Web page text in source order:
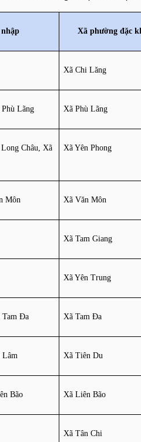
Xã phường đặc
Xã Chi Lăng
Lãng Xã Phù Lãng
Châu, Xã
Xã Yên Phong
Môn Xã Văn Môn
Xã Tam Giang
Xã Yên Trung
Tam Đa Xã Tam Đa
Lâm Xã Tiên Du
Bão Xã Liên Bão
Xã Tân Chi